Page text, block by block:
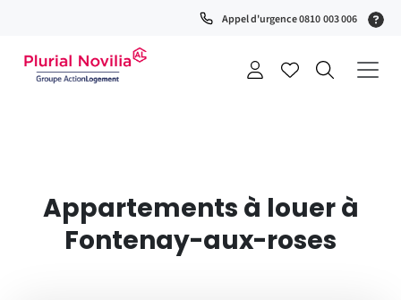
Appel d'urgence 0810 003 006
Appartements à louer à
Fontenay-aux-roses
de
chat